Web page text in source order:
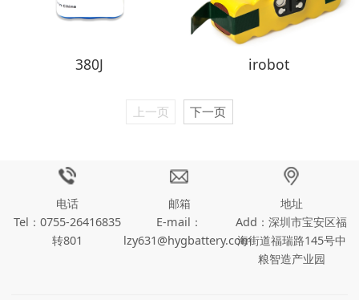
380J irobot
上一页 下一页
电话
Tel：0755-26416835
转801
邮箱
E-mail：
lzy631@hygbattery.com
地址
Add：深圳市宝安区福
海街道福瑞路145号中
粮智造产业园